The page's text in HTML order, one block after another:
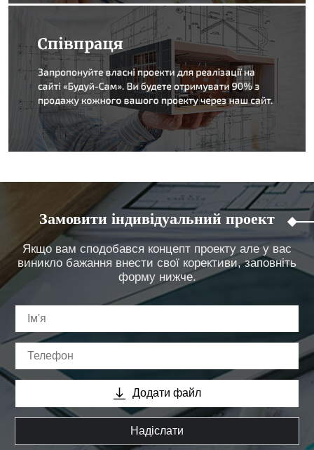
Замовити індивідуальний проект
Якщо вам сподобався концепт проекту але у вас
виникло бажання внести свої корективи, заповніть
форму нижче.
Додати файл
Надіслати